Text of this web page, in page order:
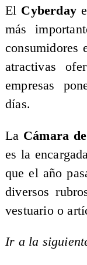
El Cyberday
más
consumidores
atractivas
empresas
días.
La Cámara
es la
que el año
diversos
vestuario o
Ir a la